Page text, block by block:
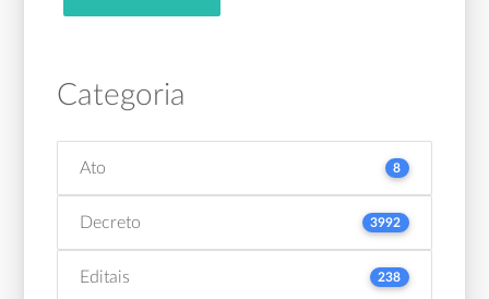
Categoria
Ato 8
Decreto 3992
Editais 238